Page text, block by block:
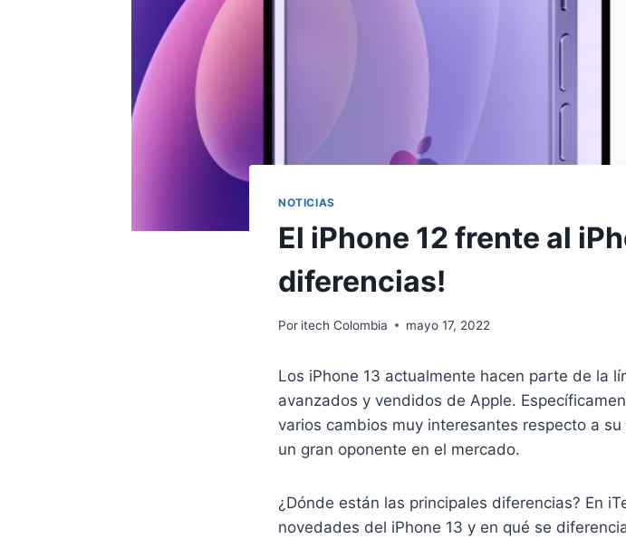
NOTICIAS
El iPhone 12 frente al
diferencias!
Por itech Colombia mayo 17, 2022
Los iPhone 13 actualmente hacen parte de la
avanzados y vendidos de Apple.
varios cambios muy interesantes respecto a
un gran oponente en el mercado.
¿Dónde están las principales diferencias? En
novedades del iPhone 13 y en qué se